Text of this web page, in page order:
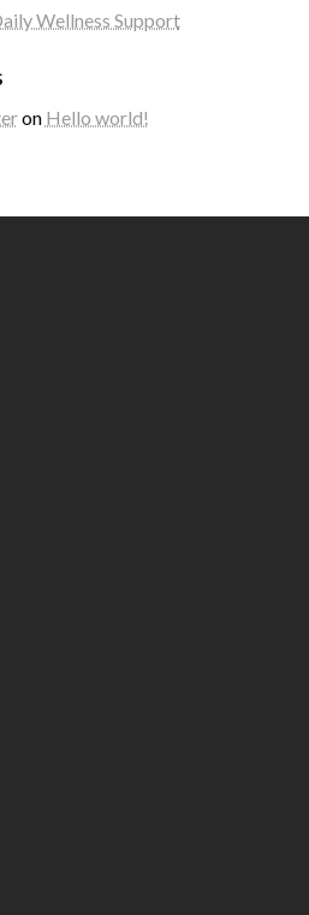
Wellness Support
on Hello world!